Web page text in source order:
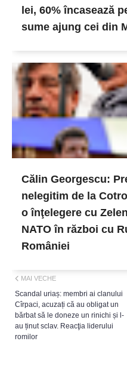
lei, 60% încasează
sume ajung cei din
Călin Georgescu:
nelegitim de la
o înţelegere cu
NATO în război cu
României
MAI VECHE
Scandal uriaș: membri ai clanului
Cîrpaci, acuzați că au obligat un
bărbat să le doneze un rinichi și l-
au ținut sclav. Reacţia liderului
romilor